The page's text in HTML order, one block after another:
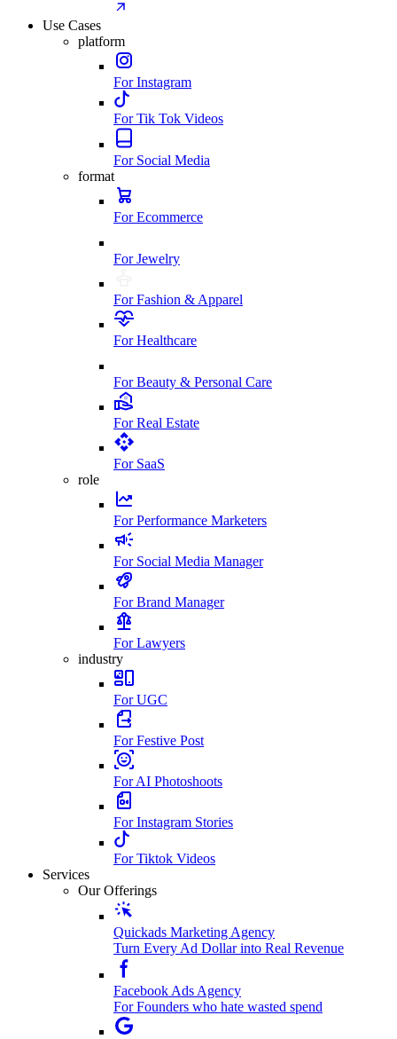
Use Cases
platform
For Instagram
For Tik Tok Videos
For Social Media
format
For Ecommerce
For Jewelry
For Fashion & Apparel
For Healthcare
For Beauty & Personal Care
For Real Estate
For SaaS
role
For Performance Marketers
For Social Media Manager
For Brand Manager
For Lawyers
industry
For UGC
For Festive Post
For AI Photoshoots
For Instagram Stories
For Tiktok Videos
Services
Our Offerings
Quickads Marketing Agency
Turn Every Ad Dollar into Real Revenue
Facebook Ads Agency
For Founders who hate wasted spend